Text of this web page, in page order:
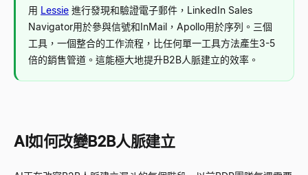
用 Lessie 進行發現和驗證電子郵件，LinkedIn Sales
Navigator用於參與信號和InMail，Apollo用於序列。三個
工具，一個整合的工作流程，比任何單一工具方法產生3-5
倍的銷售管道。這能極大地提升B2B人脈建立的效率。
AI如何改變B2B人脈建立